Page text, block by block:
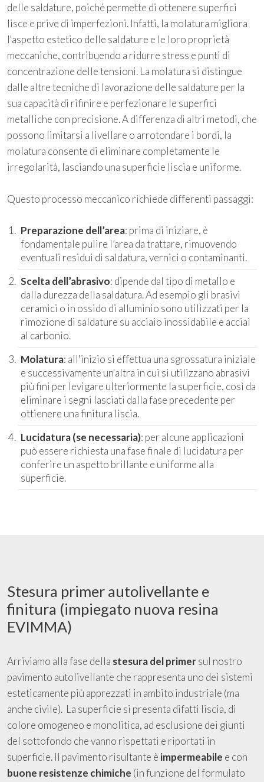
delle saldature, poiché permette di ottenere superfici
lisce e prive di imperfezioni. Infatti, la molatura migliora
l'aspetto estetico delle saldature e le loro proprietà
meccaniche, contribuendo a ridurre stress e punti di
concentrazione delle tensioni. La molatura si distingue
dalle altre tecniche di lavorazione delle saldature per la
sua capacità di rifinire e perfezionare le superfici
metalliche con precisione. A differenza di altri metodi, che
possono limitarsi a livellare o arrotondare i bordi, la
molatura consente di eliminare completamente le
irregolarità, lasciando una superficie liscia e uniforme.
Questo processo meccanico richiede differenti passaggi:
Preparazione dell’area: prima di iniziare, è
fondamentale pulire l’area da trattare, rimuovendo
eventuali residui di saldatura, vernici o contaminanti.
Scelta dell’abrasivo: dipende dal tipo di metallo e
dalla durezza della saldatura. Ad esempio gli brasivi
ceramici o in ossido di alluminio sono utilizzati per la
rimozione di saldature su acciaio inossidabile e acciai
al carbonio.
Molatura: all'inizio si effettua una sgrossatura iniziale
e successivamente un'altra in cui si utilizzano abrasivi
più fini per levigare ulteriormente la superficie, così da
eliminare i segni lasciati dalla fase precedente per
ottienere una finitura liscia.
Lucidatura (se necessaria): per alcune applicazioni
può essere richiesta una fase finale di lucidatura per
conferire un aspetto brillante e uniforme alla
superficie.
Stesura primer autolivellante e
finitura (impiegato nuova resina
EVIMMA)
Arriviamo alla fase della stesura del primersul nostro
pavimento autolivellante che rappresenta uno dei sistemi
esteticamente più apprezzati in ambito industriale (ma
anche civile). La superficie si presenta difatti liscia, di
colore omogeneo e monolitica, ad esclusione dei giunti
del sottofondo che vanno rispettati e riportati in
superficie. Il pavimento risultante è impermeabile e con
buone resistenze chimiche (in funzione del formulato